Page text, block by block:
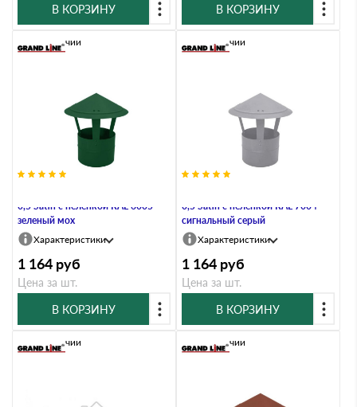
В КОРЗИНУ
В КОРЗИНУ
0,5 Satin с пеленкой RAL 6005
зеленый мох
В наличии
Характеристики
1 164 руб
Цена за шт.
В КОРЗИНУ
0,5 Satin с пеленкой RAL 7004
сигнальный серый
В наличии
Характеристики
1 164 руб
Цена за шт.
В КОРЗИНУ
В наличии В наличии